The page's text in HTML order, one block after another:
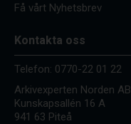
Få vårt Nyhetsbrev
Kontakta oss
Telefon: 0770-22 01 22
Arkivexperten Norden AB
Kunskapsallén 16 A
941 63 Piteå